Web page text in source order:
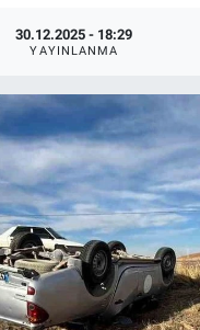
30.12.2025 - 18:29
YAYINLANMA